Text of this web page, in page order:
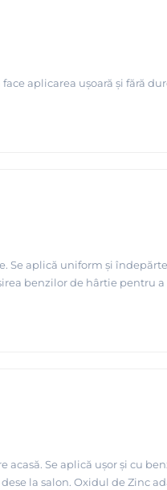
aplicarea ușoară și fără
Se aplică uniform și
benzilor de hârtie pentru
acasă. Se aplică ușor și cu
la salon. Oxidul de Zinc